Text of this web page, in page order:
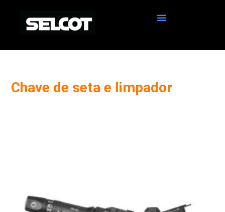
Chave de seta e limpador